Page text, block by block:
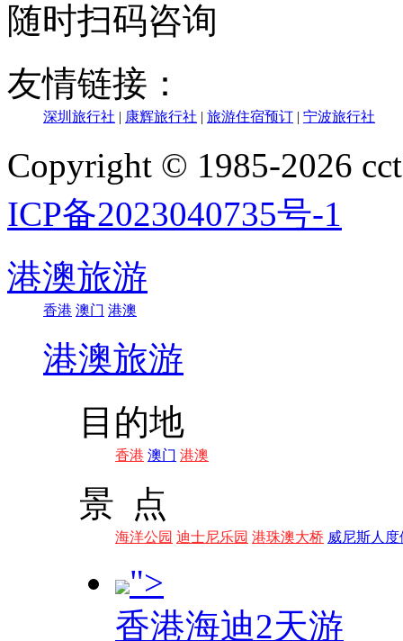
随时扫码咨询
友情链接：
深圳旅行社 | 康辉旅行社 | 旅游住宿预订 | 宁波旅行社
Copyright © 1985-2026
ICP备2023040735号-1
港澳旅游
香港 澳门 港澳
港澳旅游
目的地
香港 澳门 港澳
景 点
海洋公园 迪士尼乐园 港珠澳大桥 威尼斯人度
">
香港海迪2天游